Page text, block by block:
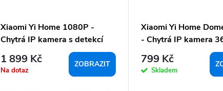
Xiaomi Yi Home 1080P -
Chytrá IP kamera s detekcí
dětského pláče
1 899 Kč
Na dotaz
ZOBRAZIT
Xiaomi Yi Home
- Chytrá IP kamera
(AMI387)
799 Kč
Skladem